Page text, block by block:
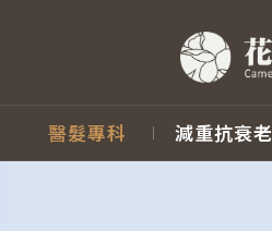
醫髮專科 減重抗衰老